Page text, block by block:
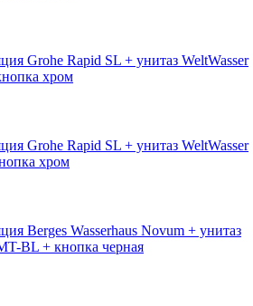
Grohe Rapid SL + унитаз WeltWasser
хром
Grohe Rapid SL + унитаз WeltWasser
хром
Berges Wasserhaus Novum + унитаз
BL + кнопка черная